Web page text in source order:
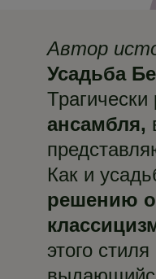
Автор
Усадьба
ансамбля,
Как и
решению
этого